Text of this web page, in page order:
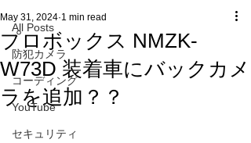
All Posts
防犯カメラ
コーディング
YouTube
セキュリティ
プロボックス NMZK-
W73D 装着車にバックカメ
ラを追加？？
May 31, 2024 1 min read